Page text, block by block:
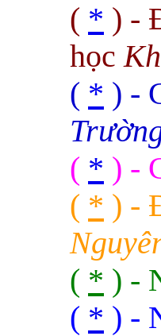
( * ) -
học
( * ) -
( * ) -
( * ) -
( * ) -
( * ) -